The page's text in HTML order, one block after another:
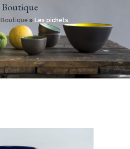
Boutique
Boutique» Les pichets